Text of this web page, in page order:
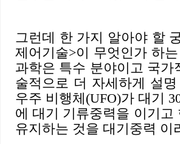
그런데 한 가지 알아야 할
제어기술>이 무엇인가 하
과학은 특수 분야이고 국
술적으로 더 자세하게 설
우주 비행체(UFO)가 대기
에 대기 기류중력을 이기
유지하는 것을 대기중력 이